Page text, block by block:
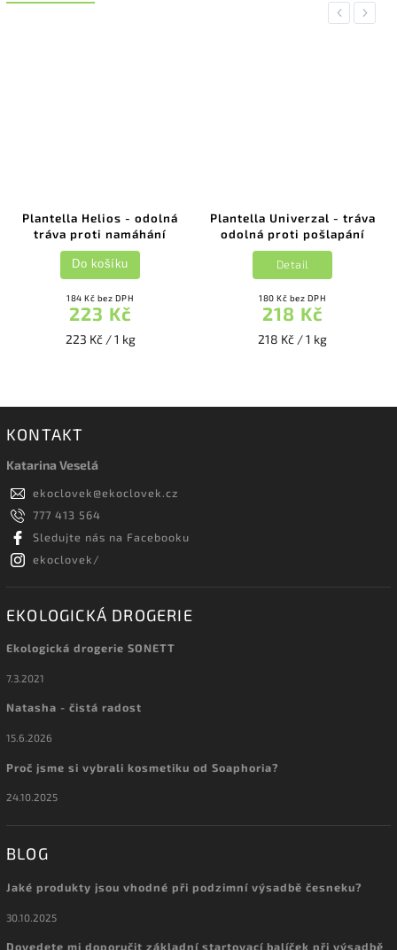
Previous
Plantella Helios - odolná
tráva proti namáhání
184 Kč bez DPH
223 Kč
223 Kč / 1 kg
Do košíku
Plantella Univerzal - tráva
odolná proti pošlapání
180 Kč bez DPH
218 Kč
218 Kč / 1 kg
Detail
Next
KONTAKT
Katarina Veselá
ekoclovek@ekoclovek.cz
777 413 564
Sledujte nás na Facebooku
ekoclovek/
EKOLOGICKÁ DROGERIE
Ekologická drogerie SONETT
7.3.2021
Natasha - čistá radost
15.6.2026
Proč jsme si vybrali kosmetiku od Soaphoria?
24.10.2025
BLOG
Jaké produkty jsou vhodné při podzimní výsadbě česneku?
30.10.2025
Dovedete mi doporučit základní startovací balíček při výsadbě